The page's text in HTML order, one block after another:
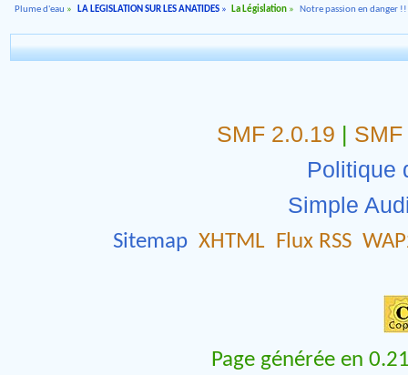
Plume d'eau » LA LEGISLATION SUR LES ANATIDES» La Législation » Notre passion en danger
SMF 2.0.19 |
Politique
Simple
Sitemap XHTML Flux RSS
Page générée en